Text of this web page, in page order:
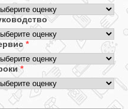
*
*